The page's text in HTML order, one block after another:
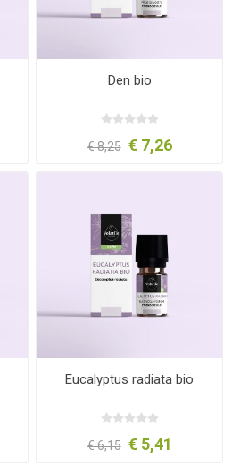
Den bio
€ 8,25 € 7,26
Eucalyptus radiata bio
€ 6,15 € 5,41